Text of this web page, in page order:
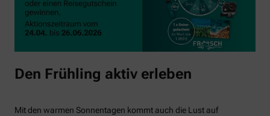
Den Frühling aktiv erleben
Mit den warmen Sonnentagen kommt auch die Lust auf